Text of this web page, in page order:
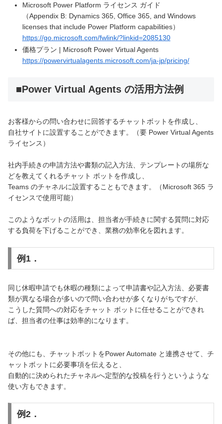
Microsoft Power Platform ライセンス ガイド
（Appendix B: Dynamics 365, Office 365, and Windows
licenses that include Power Platform capabilities）
https://go.microsoft.com/fwlink/?linkid=2085130
価格プラン | Microsoft Power Virtual Agents
https://powervirtualagents.microsoft.com/ja-jp/pricing/
■Power Virtual Agents の活用方法例
お客様からの問い合わせに回答するチャットボットを作成し、
自社サイトに設置することができます。（要 Power Virtual Agents
ライセンス）
社内手続きの申請方法や書類の記入方法、テンプレートの場所な
どを教えてくれるチャット ボットを作成し、
Teams のチャネルに設置することもできます。（Microsoft 365 ラ
イセンスで使用可能）
このようなボットの活用は、担当者が手続きに関する質問に対応
する負荷を下げることができ、業務の効率化を図れます。
例1．
同じ休暇申請でも休暇の種類によって申請書や記入方法、必要書
類が異なる場合が多いので問い合わせが多くなりがちですが、
こうした質問への対応をチャット ボットに任せることができれ
ば、担当者の仕事は効率的になります。
その他にも、チャットボットをPower Automate と連携させて、チ
ャットボットに必要事項を伝えると、
自動的に決められたチャネルへ定型的な投稿を行うというような
使い方もできます。
例2．